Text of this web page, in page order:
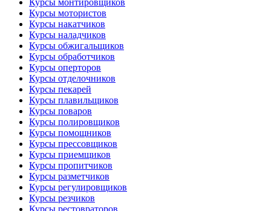
Курсы монтировщиков
Курсы мотористов
Курсы накатчиков
Курсы наладчиков
Курсы обжигальщиков
Курсы обработчиков
Курсы оперторов
Курсы отделочников
Курсы пекарей
Курсы плавильщиков
Курсы поваров
Курсы полировщиков
Курсы помощников
Курсы прессовщиков
Курсы приемщиков
Курсы пропитчиков
Курсы разметчиков
Курсы регулировщиков
Курсы резчиков
Курсы рестовраторов